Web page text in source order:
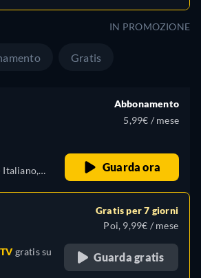
(Brasile),
IN PROMOZIONE
Gratis
Italiano,
Abbonamento
5,99€ / mese
Guarda ora
gratis su
Gratis per 7 giorni
Poi, 9,99€ / mese
Guarda gratis